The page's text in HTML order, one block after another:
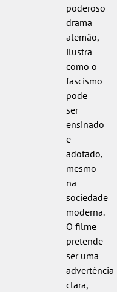
poderoso
drama
alemão,
ilustra
como o
fascismo
pode
ser
ensinado
e
adotado,
mesmo
na
sociedade
moderna.
O filme
pretende
ser uma
advertência
clara,